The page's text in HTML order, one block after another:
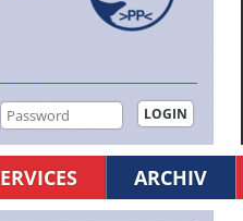
ARCHIV